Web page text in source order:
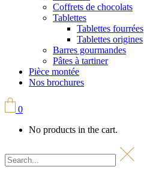
Coffrets de chocolats
Tablettes
Tablettes fourrées
Tablettes origines
Barres gourmandes
Pâtes à tartiner
Pièce montée
Nos brochures
0
No products in the cart.